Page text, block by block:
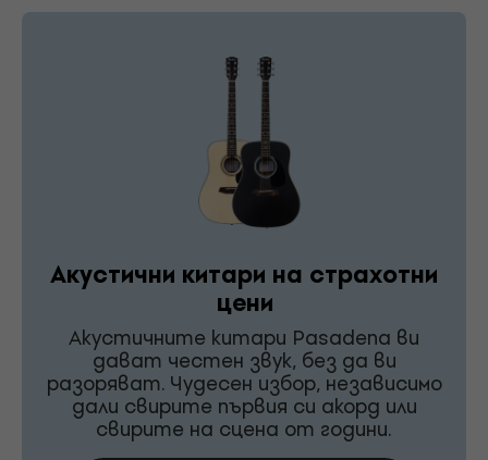
Акустични китари на страхотни
цени
Акустичните китари Pasadena ви
дават честен звук, без да ви
разоряват. Чудесен избор, независимо
дали свирите първия си акорд или
свирите на сцена от години.